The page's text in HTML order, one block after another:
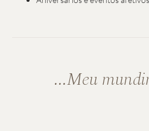
...Meu